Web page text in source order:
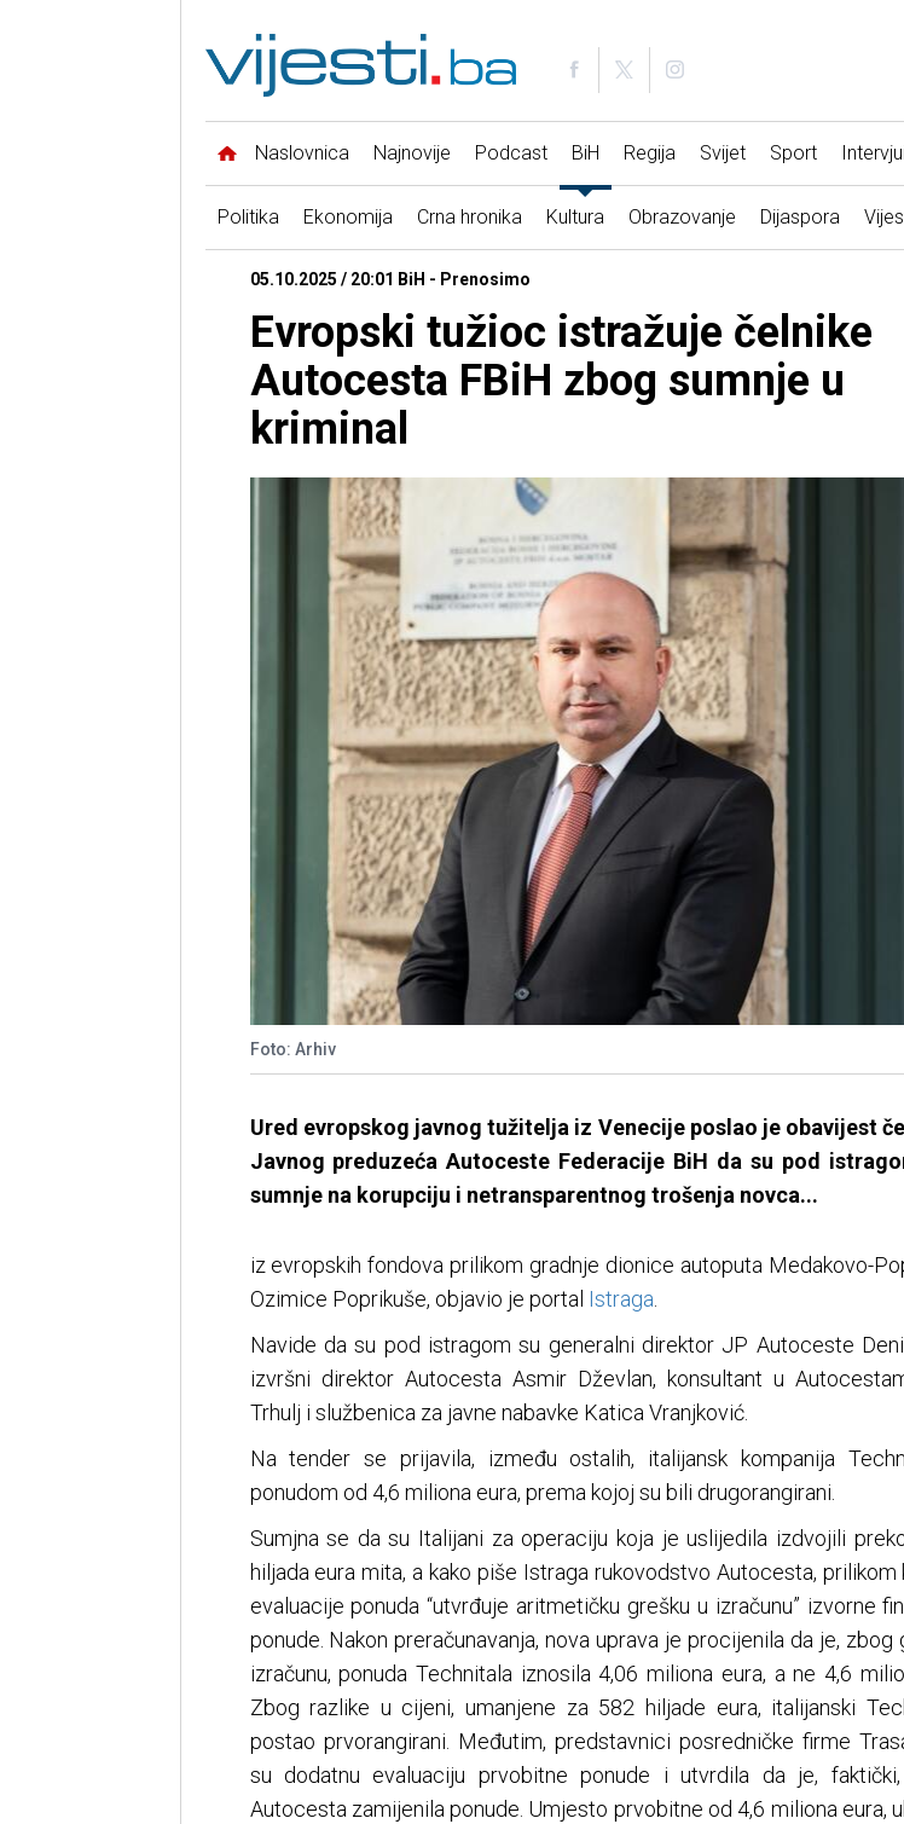
Naslovnica Najnovije Podcast BiH Regija Svijet Sport
Politika Ekonomija Crna hronika Kultura Obrazovanje Dijaspora
05.10.2025 / 20:01 BiH - Prenosimo
Evropski tužioc istražuje čelnike
Autocesta FBiH zbog sumnje u
kriminal
Foto: Arhiv
Ured evropskog javnog tužitelja iz Venecije poslao je obavijest
Javnog preduzeća Autoceste Federacije BiH da su pod
sumnje na korupciju i netransparentnog trošenja novca...
iz evropskih fondova prilikom gradnje dionice autoputa Medakovo-
Ozimice Poprikuše, objavio je portal Istraga.
Navide da su pod istragom su generalni direktor JP Autoceste
izvršni direktor Autocesta Asmir Dževlan, konsultant u
Trhulj i službenica za javne nabavke Katica Vranjković.
Na tender se prijavila, između ostalih, italijansk kompanija
ponudom od 4,6 miliona eura, prema kojoj su bili drugorangirani.
Sumjna se da su Italijani za operaciju koja je uslijedila izdvojili
hiljada eura mita, a kako piše Istraga rukovodstvo Autocesta, prilikom
evaluacije ponuda “utvrđuje aritmetičku grešku u izračunu” izvorne
ponude. Nakon preračunavanja, nova uprava je procijenila da je, zbog
izračunu, ponuda Technitala iznosila 4,06 miliona eura, a ne 4,6
Zbog razlike u cijeni, umanjene za 582 hiljade eura, italijanski
postao prvorangirani. Međutim, predstavnici posredničke firme
su dodatnu evaluaciju prvobitne ponude i utvrdila da je, faktički,
Autocesta zamijenila ponude. Umjesto prvobitne od 4,6 miliona eura,